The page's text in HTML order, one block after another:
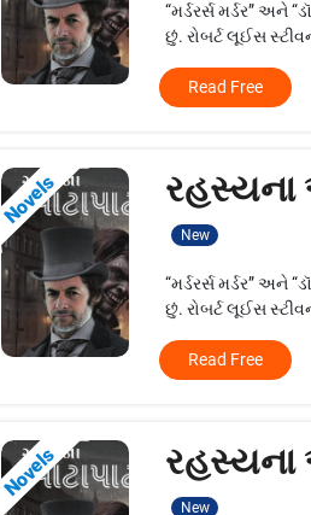
“મર્ડરર્સ મર્ડર”
છું. રોબર્ટ લૂઈસ
Read Free
Novels રહસ્યના
New
“મર્ડરર્સ મર્ડર”
છું. રોબર્ટ લૂઈસ
Read Free
Novels રહસ્યના
New